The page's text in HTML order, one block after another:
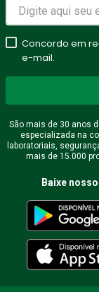
Concordo em
e-mail.
São mais de 30 anos
especializada na
laboratoriais,
mais de 15.000
Baixe